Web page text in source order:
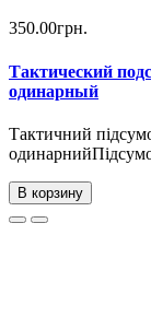
350.00грн.
Тактический
одинарный
Тактичний
В корзину